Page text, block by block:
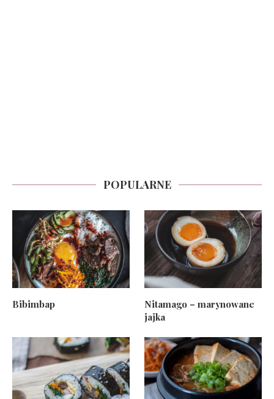
POPULARNE
Bibimbap
Nitamago – marynowane
jajka